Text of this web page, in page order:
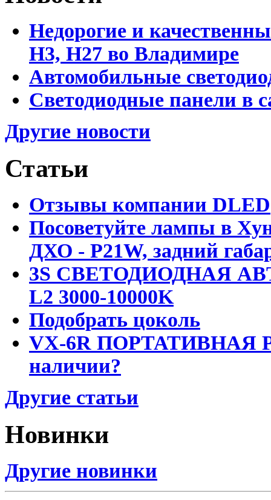
Недорогие и
Н3, Н27 во Владимире
Автомобильные
Светодиодные панели в
Другие новости
Статьи
Отзывы компании DLED
Посоветуйте лампы в
ДХО - P21W, задний
3S СВЕТОДИОДНАЯ
L2 3000-10000K
Подобрать цоколь
VX-6R ПОРТАТИВНАЯ
наличии?
Другие статьи
Новинки
Другие новинки